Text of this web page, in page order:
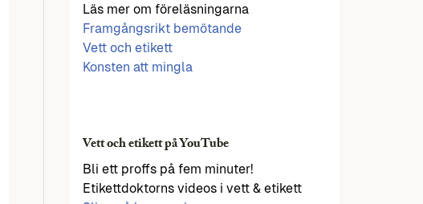
Läs mer om föreläsningarna
Framgångsrikt bemötande
Vett och etikett
Konsten att mingla
Vett och etikett på YouTube
Bli ett proffs på fem minuter!
Etikettdoktorns videos i vett & etikett